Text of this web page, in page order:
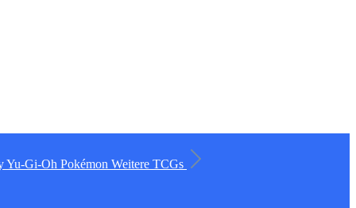
Yu-Gi-Oh Pokémon Weitere TCGs